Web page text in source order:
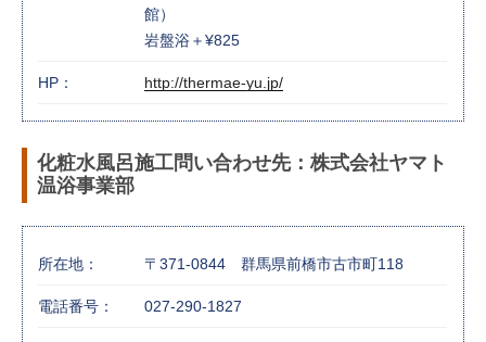
館）
岩盤浴＋¥825
HP： http://thermae-yu.jp/
化粧水風呂施工問い合わせ先：株式会社ヤマト
温浴事業部
所在地： 〒371-0844 群馬県前橋市古市町118
電話番号： 027-290-1827